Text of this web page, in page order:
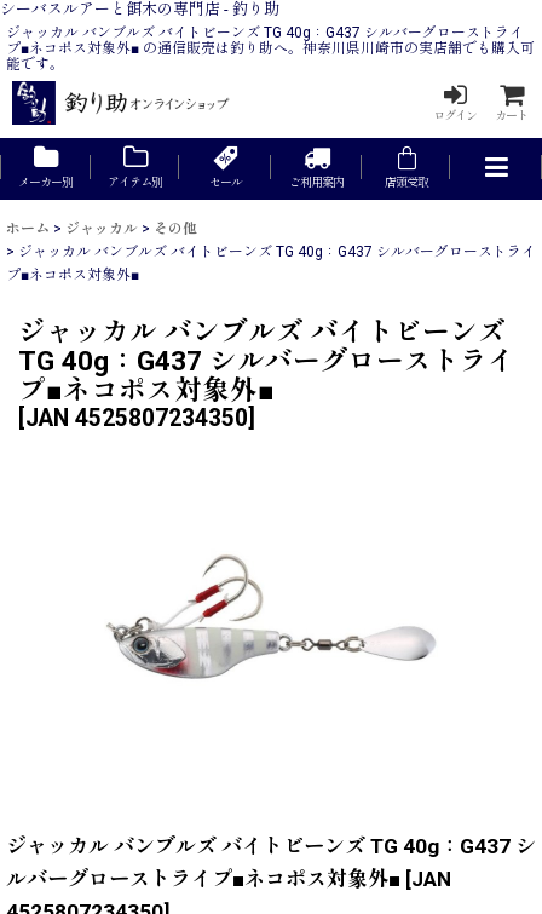
シーバスルアーと餌木の専門店 - 釣り助
ジャッカル バンブルズ バイトビーンズ TG 40g：G437 シルバーグローストライ
プ■ネコポス対象外■ の通信販売は釣り助へ。神奈川県川崎市の実店舗でも購入可
能です。
ログイン カート
メーカー別 アイテム別 セール ご利用案内 店頭受取
ホーム > ジャッカル > その他
> ジャッカル バンブルズ バイトビーンズ TG 40g：G437 シルバーグローストライ
プ■ネコポス対象外■
ジャッカル バンブルズ バイトビーンズ
TG 40g：G437 シルバーグローストライ
プ■ネコポス対象外■
JAN 4525807234350
ジャッカル バンブルズ バイトビーンズ TG 40g：G437 シ
ルバーグローストライプ■ネコポス対象外■ [JAN